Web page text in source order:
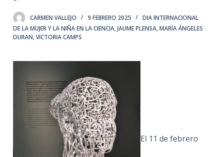
e
n
d
CARMEN VALLEJO 9 FEBRERO 2025
DIA INTERNACIONAL
DE LA MUJER Y LA NIÑA EN LA CIENCIA,JAUME PLENSA,MARÍA ÁNGELES
DURAN,VICTORIA CAMPS
El 11 de febrero